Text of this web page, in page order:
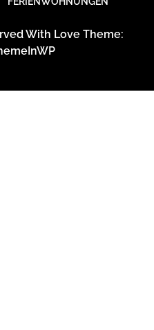
With Love Theme: